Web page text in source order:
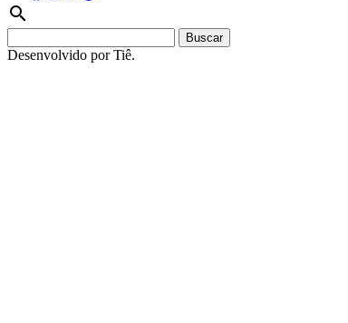
search
Desenvolvido por Tiê.